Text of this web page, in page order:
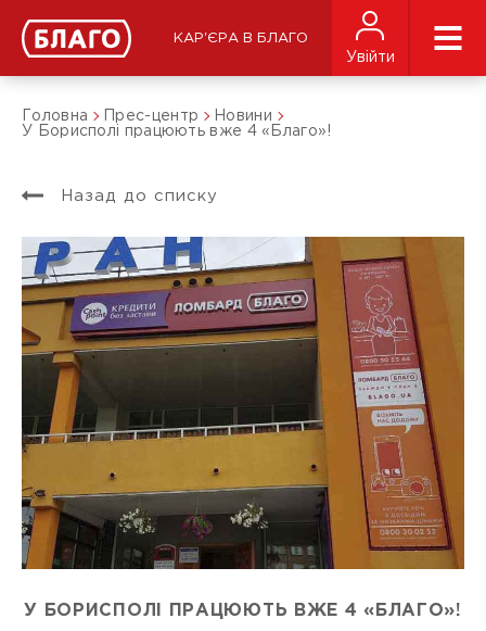
КАР'ЄРА В БЛАГО
Увійти
Головна Прес-центр
Новини
У Борисполі працюють вже 4 «Благо»!
Назад до списку
У БОРИСПОЛІ ПРАЦЮЮТЬ ВЖЕ 4 «БЛАГО»!